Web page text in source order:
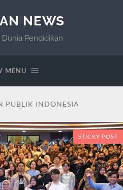
NEWS
Dunia Pendidikan
MENU
PUBLIK INDONESIA
STICKY POST